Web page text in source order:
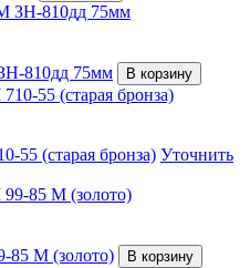
810дд 75мм
В корзину
55 (старая бронза) Уточнить
85 M (золото)
В корзину